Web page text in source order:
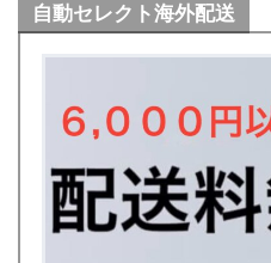
自動セレクト海外配送